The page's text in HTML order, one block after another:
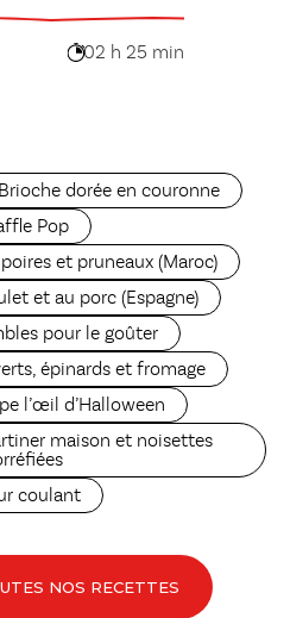
02 h 25 min
Brioche dorée en couronne
Pop
et pruneaux (Maroc)
et au porc (Espagne)
pour le goûter
épinards et fromage
l’œil d’Halloween
maison et noisettes
coulant
NOS RECETTES